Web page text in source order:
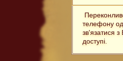
телефону
зв'язатися
доступі.